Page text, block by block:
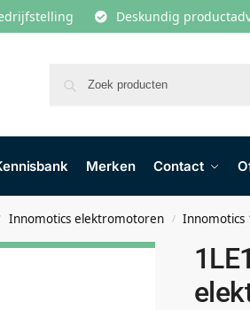
Deskundig
Merken Contact
Innomotics elektromotoren / Innomotics